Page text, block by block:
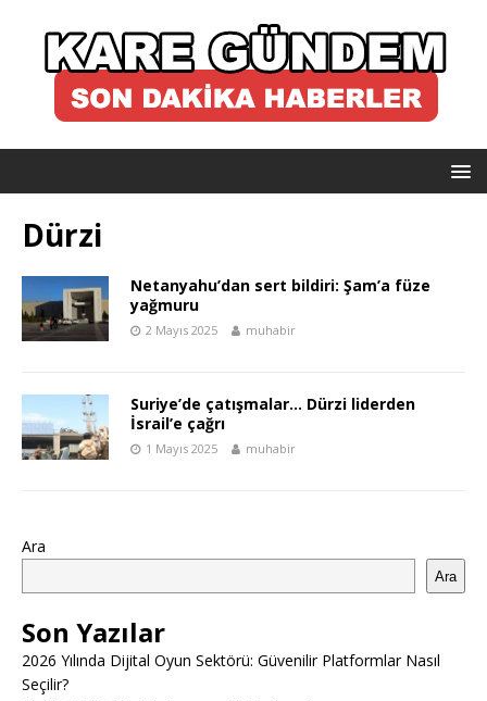
Dürzi
Netanyahu’dan sert bildiri: Şam’a füze
yağmuru
2 Mayıs 2025 muhabir
Suriye’de çatışmalar… Dürzi liderden
İsrail’e çağrı
1 Mayıs 2025 muhabir
Ara
Ara
Son Yazılar
2026 Yılında Dijital Oyun Sektörü: Güvenilir Platformlar Nasıl
Seçilir?